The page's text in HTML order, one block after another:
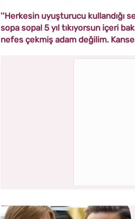
''Herkesin uyuşturucu kullandığı
sopa sopa! 5 yıl tıkıyorsun içeri
nefes çekmiş adam değilim.